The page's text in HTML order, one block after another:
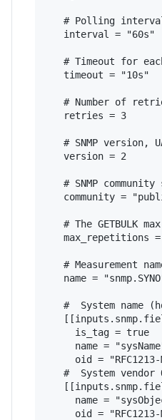
# Polling
   interval = "60s"
# Timeout for
   timeout = "10s"
# Number of
   retries = 3
# SNMP version,
   version = 2
# SNMP community
community =
# The GETBULK
max_repetitions
# Measurement
name =
#  System name
     is_tag = true
name =
oid =
#  System vendor
name =
oid =